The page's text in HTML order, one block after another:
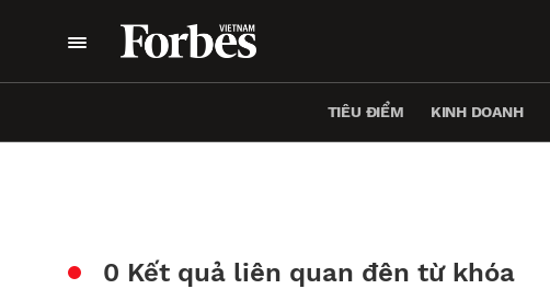
TIÊU ĐIỂM KINH DOANH
0 Kết quả liên quan đên từ khóa